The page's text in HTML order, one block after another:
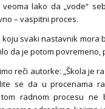
veoma lako da „vode“
– vaspitni proces.
koju svaki nastavnik mora
da je potom povremeno,
reči autorke: „Škola je
se da u procenama
radnom procesu ne